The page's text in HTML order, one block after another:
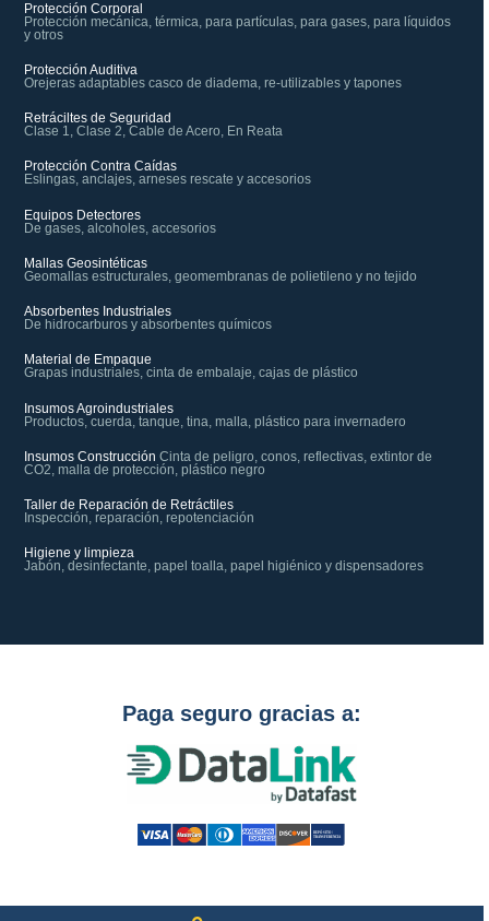
Protección Corporal
Protección mecánica, térmica, para partículas, para gases, para líquidos
y otros
Protección Auditiva
Orejeras adaptables casco de diadema, re-utilizables y tapones
Retráciltes de Seguridad
Clase 1, Clase 2, Cable de Acero, En Reata
Protección Contra Caídas
Eslingas, anclajes, arneses rescate y accesorios
Equipos Detectores
De gases, alcoholes, accesorios
Mallas Geosintéticas
Geomallas estructurales, geomembranas de polietileno y no tejido
Absorbentes Industriales
De hidrocarburos y absorbentes químicos
Material de Empaque
Grapas industriales, cinta de embalaje, cajas de plástico
Insumos Agroindustriales
Productos, cuerda, tanque, tina, malla, plástico para invernadero
Insumos Construcción Cinta de peligro, conos, reflectivas, extintor de
CO2, malla de protección, plástico negro
Taller de Reparación de Retráctiles
Inspección, reparación, repotenciación
Higiene y limpieza
Jabón, desinfectante, papel toalla, papel higiénico y dispensadores
Paga seguro gracias a: